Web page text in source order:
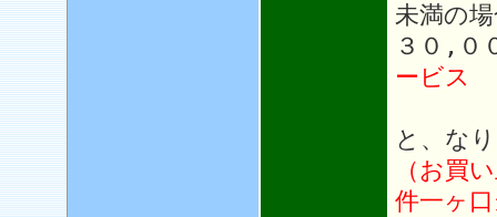
未満の
３０,０
ービス
と、な
（お買
件一ヶ